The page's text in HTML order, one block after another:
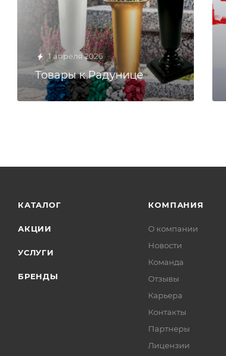
1 апреля 2026
Товары к Радунице
КАТАЛОГ
АКЦИИ
УСЛУГИ
БРЕНДЫ
КОМПАНИЯ
О компании
Новости
Команда
Отзывы
Карьера
Контакты
Партнеры
Лицензии